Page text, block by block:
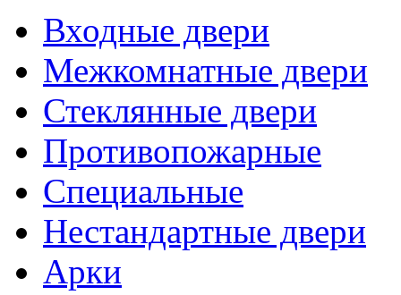
Входные двери
Межкомнатные двери
Стеклянные двери
Противопожарные
Специальные
Нестандартные двери
Арки